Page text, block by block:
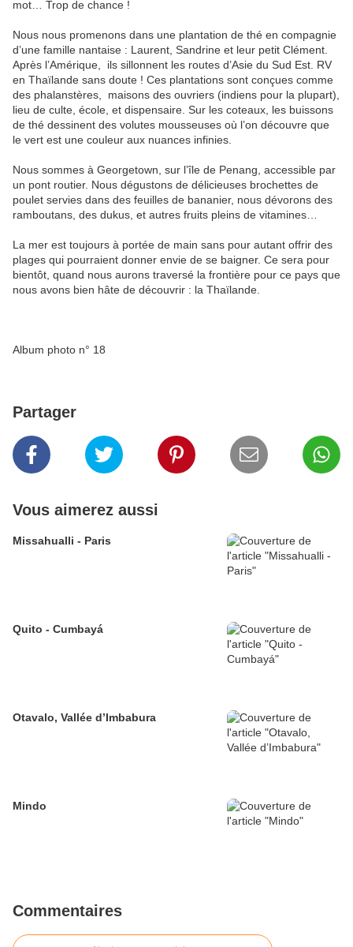
mot… Trop de chance !
Nous nous promenons dans une plantation de thé en compagnie
d’une famille nantaise : Laurent, Sandrine et leur petit Clément.
Après l’Amérique, ils sillonnent les routes d’Asie du Sud Est. RV
en Thaïlande sans doute ! Ces plantations sont conçues comme
des phalanstères, maisons des ouvriers (indiens pour la plupart),
lieu de culte, école, et dispensaire. Sur les coteaux, les buissons
de thé dessinent des volutes mousseuses où l’on découvre que
le vert est une couleur aux nuances infinies.
Nous sommes à Georgetown, sur l’île de Penang, accessible par
un pont routier. Nous dégustons de délicieuses brochettes de
poulet servies dans des feuilles de bananier, nous dévorons des
ramboutans, des dukus, et autres fruits pleins de vitamines…
La mer est toujours à portée de main sans pour autant offrir des
plages qui pourraient donner envie de se baigner. Ce sera pour
bientôt, quand nous aurons traversé la frontière pour ce pays que
nous avons bien hâte de découvrir : la Thaïlande.
Album photo n° 18
Partager
Vous aimerez aussi
Missahualli - Paris
Quito - Cumbayá
Otavalo, Vallée d’Imbabura
Mindo
Commentaires